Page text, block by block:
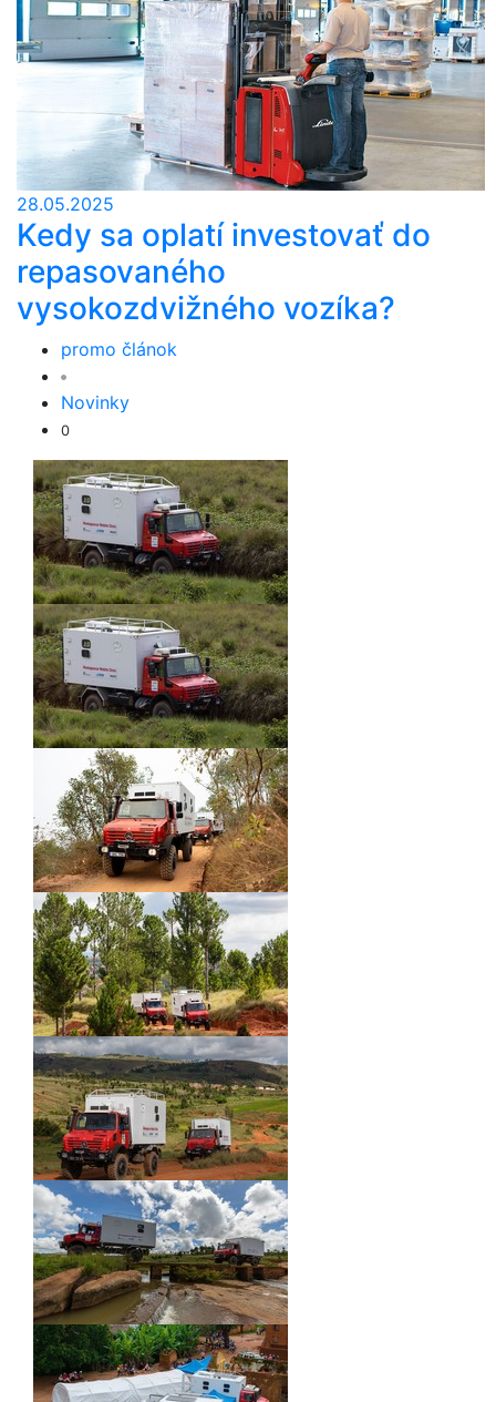
28.05.2025
Kedy sa oplatí investovať do
repasovaného
vysokozdvižného vozíka?
promo článok
Novinky
0